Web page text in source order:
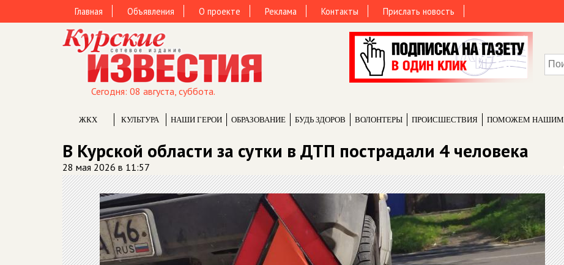
Главная Объявления О проекте Реклама Контакты Прислать новость
Сегодня: 08 августа, суббота.
ЖКХ КУЛЬТУРА НАШИ ГЕРОИ ОБРАЗОВАНИЕ БУДЬ ЗДОРОВ ВОЛОНТЕРЫ ПРОИCШЕСТВИЯ ПОМОЖЕМ НАШИМ
В Курской области за сутки в ДТП пострадали 4 человека
28 мая 2026 в 11:57